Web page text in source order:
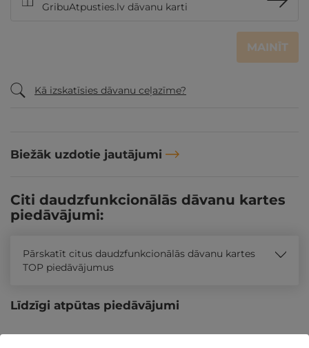
GribuAtpusties.lv dāvanu karti
MAINĪT
Kā izskatīsies dāvanu ceļazīme?
Biežāk uzdotie jautājumi
Atpūtas piedāvājums Apraksts Kontakti Noteikumi
Citi daudzfunkcionālās dāvanu kartes
piedāvājumi:
Pārskatīt citus daudzfunkcionālās dāvanu kartes
TOP piedāvājumus
Līdzīgi atpūtas piedāvājumi